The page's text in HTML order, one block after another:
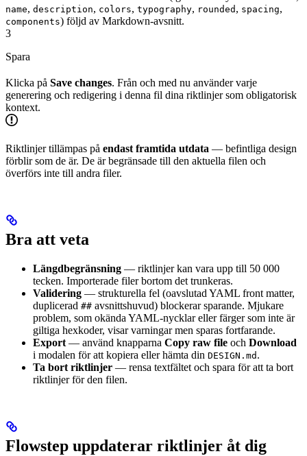
name, description, colors, typography, rounded , spacing,
components) följd av Markdown-avsnitt.
3
Spara
Klicka på Save changes. Från och med nu använder varje
generering och redigering i denna fil dina riktlinjer som obligatorisk
kontext.
Riktlinjer tillämpas på endast framtida utdata — befintliga design
förblir som de är. De är begränsade till den aktuella filen och
överförs inte till andra filer.
Bra att veta
Längdbegränsning — riktlinjer kan vara upp till 50 000
tecken. Importerade filer bortom det trunkeras.
Validering — strukturella fel (oavslutad YAML front matter,
duplicerad ## avsnittshuvud) blockerar sparande. Mjukare
problem, som okända YAML-nycklar eller färger som inte är
giltiga hexkoder, visar varningar men sparas fortfarande.
Export — använd knapparna Copy raw file och Download
i modalen för att kopiera eller hämta din DESIGN.md .
Ta bort riktlinjer — rensa textfältet och spara för att ta bort
riktlinjer för den filen.
Flowstep uppdaterar riktlinjer åt dig